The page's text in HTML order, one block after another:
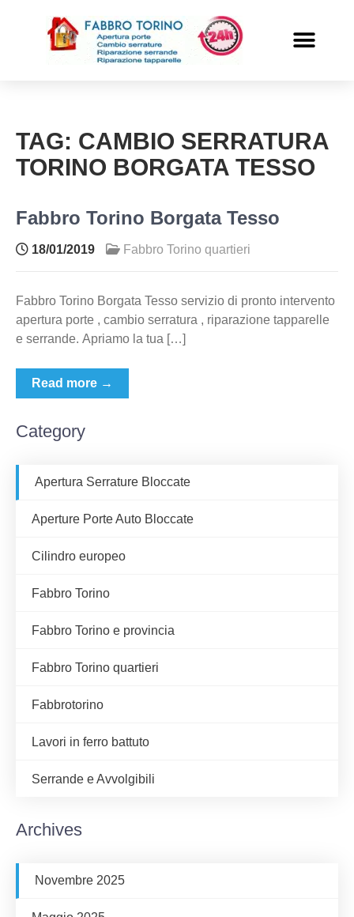
TAG: CAMBIO SERRATURA
TORINO BORGATA TESSO
Fabbro Torino Borgata Tesso
18/01/2019 Fabbro Torino quartieri
Fabbro Torino Borgata Tesso servizio di pronto intervento
apertura porte , cambio serratura , riparazione tapparelle
e serrande. Apriamo la tua […]
Read more →
Category
Apertura Serrature Bloccate
Aperture Porte Auto Bloccate
Cilindro europeo
Fabbro Torino
Fabbro Torino e provincia
Fabbro Torino quartieri
Fabbrotorino
Lavori in ferro battuto
Serrande e Avvolgibili
Archives
Novembre 2025